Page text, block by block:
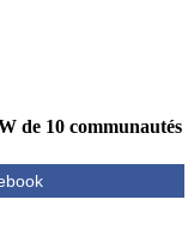
de 10 communautés